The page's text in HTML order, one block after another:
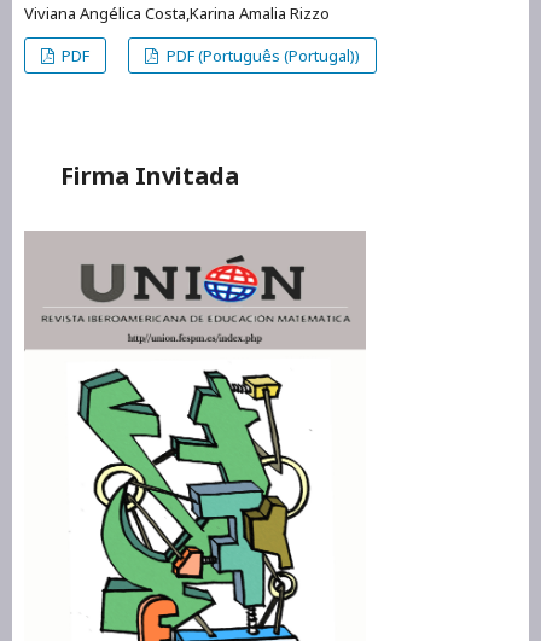
Viviana Angélica Costa,Karina Amalia Rizzo
PDF
PDF (Português (Portugal))
Firma Invitada